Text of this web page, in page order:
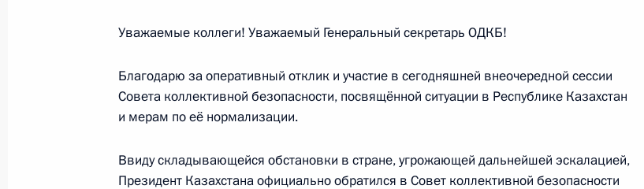
5 января 2022 года, среда
Встреча с генеральным конструктором концерна ВКО «Алмаз-
5 января 2022 года, 13:40 Московская область, Ново-Огарёво
Уважаемые коллеги! Уважаемый Генеральный секретарь ОДКБ!
Благодарю за оперативный отклик и участие в сегодняшней внеочередной сессии
Совета коллективной безопасности, посвящённой ситуации в Республике Казахстан
и мерам по её нормализации.
Ввиду складывающейся обстановки в стране, угрожающей дальнейшей эскалацией,
Президент Казахстана официально обратился в Совет коллективной безопасности